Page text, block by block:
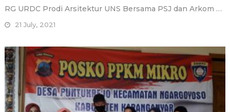
RG URDC Prodi Arsitektur UNS Bersama PSJ dan Arkom …
21 July, 2021